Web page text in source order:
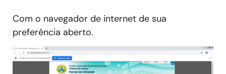
Com o navegador de internet de sua
preferência aberto.